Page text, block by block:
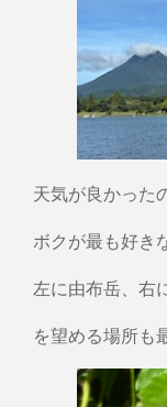
天気が良かった
ボクが最も好き
左に由布岳、右
を望める場所も